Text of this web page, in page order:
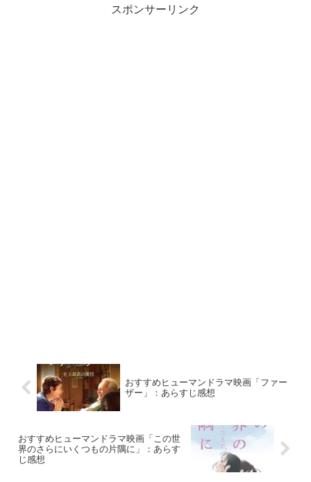
スポンサーリンク
おすすめヒューマンドラマ映画「ファー
ザー」：あらすじ感想
おすすめヒューマンドラマ映画「この世
界のさらにいくつもの片隅に」：あらす
じ感想